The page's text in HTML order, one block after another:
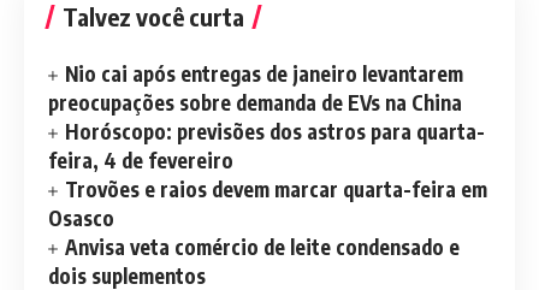
Talvez você curta
Nio cai após entregas de janeiro levantarem
preocupações sobre demanda de EVs na China
Horóscopo: previsões dos astros para quarta-
feira, 4 de fevereiro
Trovões e raios devem marcar quarta-feira em
Osasco
Anvisa veta comércio de leite condensado e
dois suplementos